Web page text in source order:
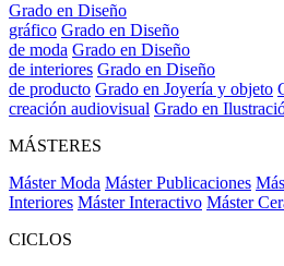
Grado en Diseño
gráfico Grado en Diseño
de moda Grado en Diseño
de interiores Grado en Diseño
de producto Grado en Joyería y objeto
creación audiovisual Grado en
MÁSTERES
Máster Moda Máster Publicaciones
Interiores Máster Interactivo Máster
CICLOS